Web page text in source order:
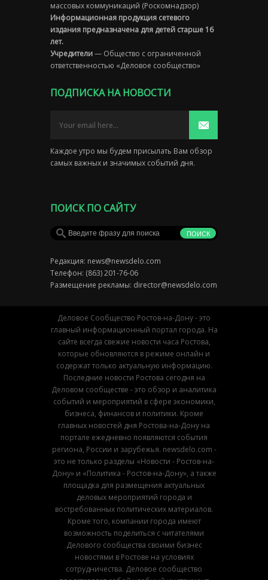
массовых коммуникаций (Роскомнадзор)
Информационная продукция сетевого
издания предназначена для детей старше 16
лет.
Учредители— Общество с ограниченной
ответственностью «Деловое сообщество»
ПОДПИСКА НА НОВОСТИ
Каждое утро мы будем присылать Вам обзор
самых важных и значимых событий дня.
ПОИСК ПО САЙТУ
Редакция: news@newsdelo.com
Телефон: (863) 201-76-06
Размещение рекламы: director@newsdelo.com
Деловое Сообщество Ростов-на-Дону - это
главный информационный портал города. На
сайте всегда свежие новости часа Ростова,
которые обновляются в режиме онлайн и
содержат только актуальную информацию.
Последние новости Ростова сегодня на
Деловом сообществе - это обзор и аналитика
событий и мероприятий в сфере экономики,
бизнеса, финансов и политики. Кроме
главных новостей дня Ростова-на-Дону на
портале ежедневно появляются события
региона, России и зарубежья. newsdelo.com -
это не только разделы «Новости - Ростов-на-
Дону» и «Политика - Ростов-на-Дону», а также
площадка для размещения актуальных
деловых мероприятий города и
востребованных политических материалов.
Кроме того, компании города имеют
возможность поделиться с читателями
Делового сообщества своими бизнес
новостями в Ростове на условиях
сотрудничества. Деловое сообщество